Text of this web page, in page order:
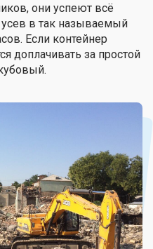
они успеют всё
усев в так называемый
Если контейнер
доплачивать за простой